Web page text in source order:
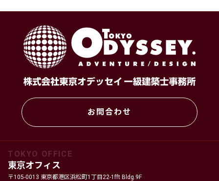
お問合わせ
TOKYO OFFICE
東京オフィス
〒105-0013 東京都港区浜松町1丁目22-1fft Bldg.9F